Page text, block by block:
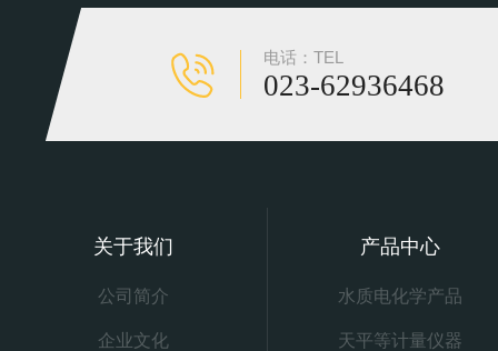
电话：TEL
023-62936468
关于我们
公司简介
企业文化
产品中心
水质电化学产品
天平等计量仪器